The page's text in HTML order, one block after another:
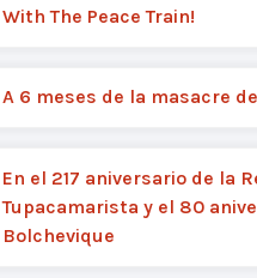
With The Peace Train!
A 6 meses de la masacre
En el 217 aniversario de la
Tupacamarista y el 80
Bolchevique